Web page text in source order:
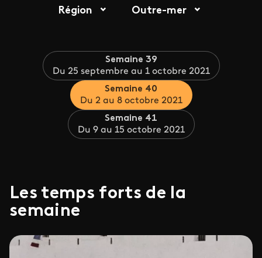
Région Outre-mer
Semaine 39
Du 25 septembre au 1 octobre 2021
Semaine 40
Du 2 au 8 octobre 2021
Semaine 41
Du 9 au 15 octobre 2021
Les temps forts de la
semaine